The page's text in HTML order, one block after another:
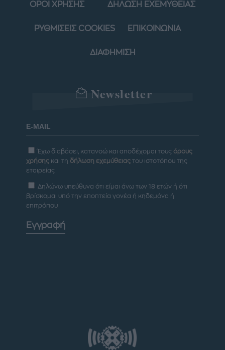
ΟΡΟΙ ΧΡΗΣΗΣ ΔΗΛΩΣΗ ΕΧΕΜΥΘΕΙΑΣ
ΡΥΘΜΙΣΕΙΣ COOKIES ΕΠΙΚΟΙΝΩΝΙΑ
ΔΙΑΦΗΜΙΣΗ
Newsletter
Έχω διαβάσει, κατανοώ και αποδέχομαι τους όρους
χρήσης και τη δήλωση εχεμύθειας του ιστοτόπου της
εταιρείας
Δηλώνω υπεύθυνα ότι είμαι άνω των 18 ετών ή ότι
βρίσκομαι υπό την εποπτεία γονέα ή κηδεμόνα ή
επιτρόπου
Εγγραφή